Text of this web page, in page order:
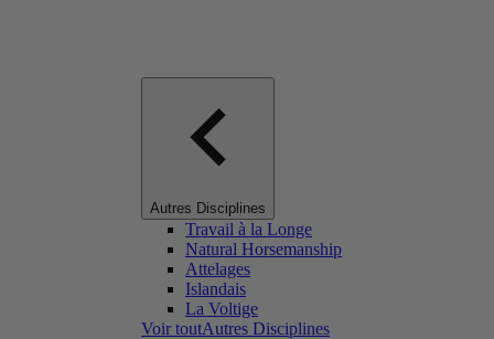
Autres Disciplines
Travail à la Longe
Natural Horsemanship
Attelages
Islandais
La Voltige
Voir toutAutres Disciplines